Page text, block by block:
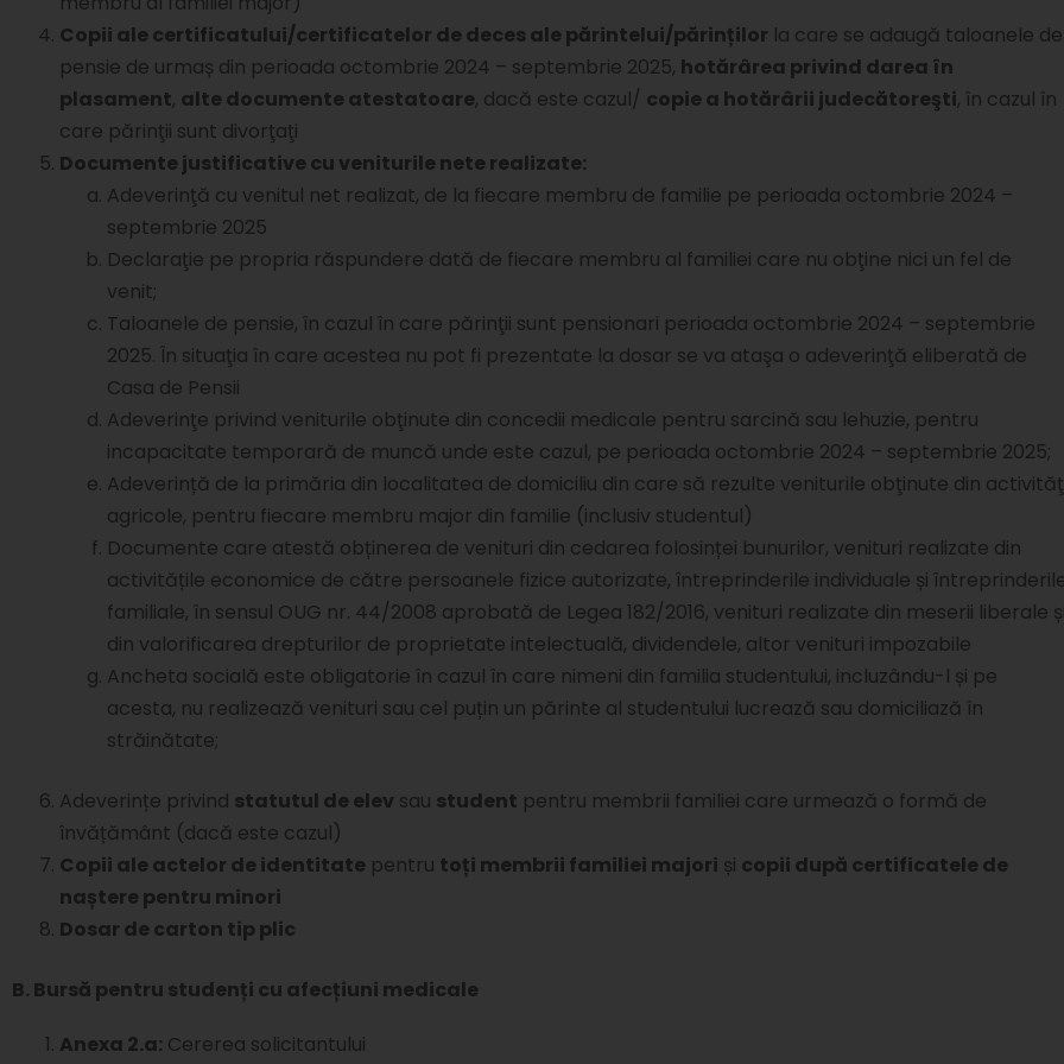
Copii ale certificatului/certificatelor de deces ale părintelui/părinților la care se adaugă taloanele de
pensie de urmaș din perioada octombrie 2024 – septembrie 2025, hotărârea privind darea în
plasament, alte documente atestatoare, dacă este cazul/ copie a hotărârii judecătoreşti, în cazul în
care părinţii sunt divorţaţi
Documente justificative cu veniturile nete realizate:
Adeverinţă cu venitul net realizat, de la fiecare membru de familie pe perioada octombrie 2024 –
septembrie 2025
Declaraţie pe propria răspundere dată de fiecare membru al familiei care nu obţine nici un fel de
venit;
Taloanele de pensie, în cazul în care părinţii sunt pensionari perioada octombrie 2024 – septembrie
2025. În situaţia în care acestea nu pot fi prezentate la dosar se va ataşa o adeverinţă eliberată de
Casa de Pensii
Adeverinţe privind veniturile obţinute din concedii medicale pentru sarcină sau lehuzie, pentru
incapacitate temporară de muncă unde este cazul, pe perioada octombrie 2024 – septembrie 2025;
Adeverință de la primăria din localitatea de domiciliu din care să rezulte veniturile obţinute din
agricole, pentru fiecare membru major din familie (inclusiv studentul)
Documente care atestă obținerea de venituri din cedarea folosinței bunurilor, venituri realizate din
activitățile economice de către persoanele fizice autorizate, întreprinderile individuale și
familiale, în sensul OUG nr. 44/2008 aprobată de Legea 182/2016, venituri realizate din meserii liberale
din valorificarea drepturilor de proprietate intelectuală, dividendele, altor venituri impozabile
Ancheta socială este obligatorie în cazul în care nimeni din familia studentului, incluzându-l și pe
acesta, nu realizează venituri sau cel puțin un părinte al studentului lucrează sau domiciliază în
străinătate;
Adeverințe privind statutul de elev sau student pentru membrii familiei care urmează o formă de
învățământ (dacă este cazul)
Copii ale actelor de identitate pentru toți membrii familiei majori și copii după certificatele de
naștere pentru minori
Dosar de carton tip plic
B. Bursă pentru studenți cu afecțiuni medicale
Anexa 2.a: Cererea solicitantului